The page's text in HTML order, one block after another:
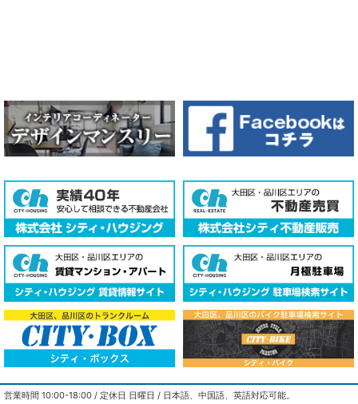
COPYRIGHT © 2018 - 2026 cityhousing Co.,LTD. ALL RIGHTS
営業時間 10:00-18:00 / 定休日 日曜日 / 日本語、中国語、英語対応可能。